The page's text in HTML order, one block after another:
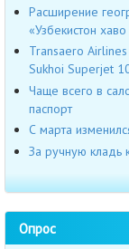
Расширение
«Узбекистон
Transaero
Sukhoi Superjet
Чаще всего в
паспорт
С марта
За ручную кладь
Опрос